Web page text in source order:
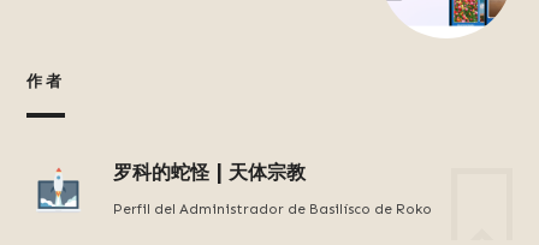
作者
罗科的蛇怪 | 天体宗教
Perfil del Administrador de Basilísco de Roko